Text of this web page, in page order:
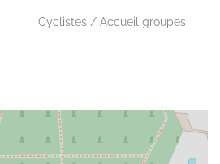
Cyclistes Accueil groupes